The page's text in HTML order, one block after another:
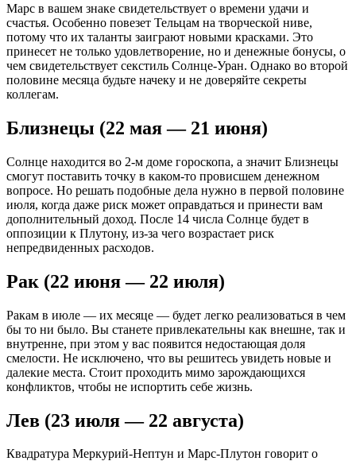
Марс в вашем знаке свидетельствует о времени удачи и
счастья. Особенно повезет Тельцам на творческой ниве,
потому что их таланты заиграют новыми красками. Это
принесет не только удовлетворение, но и денежные бонусы, о
чем свидетельствует секстиль Солнце-Уран. Однако во второй
половине месяца будьте начеку и не доверяйте секреты
коллегам.
Близнецы (22 мая — 21 июня)
Солнце находится во 2-м доме гороскопа, а значит Близнецы
смогут поставить точку в каком-то провисшем денежном
вопросе. Но решать подобные дела нужно в первой половине
июля, когда даже риск может оправдаться и принести вам
дополнительный доход. После 14 числа Солнце будет в
оппозиции к Плутону, из-за чего возрастает риск
непредвиденных расходов.
Рак (22 июня — 22 июля)
Ракам в июле — их месяце — будет легко реализоваться в чем
бы то ни было. Вы станете привлекательны как внешне, так и
внутренне, при этом у вас появится недостающая доля
смелости. Не исключено, что вы решитесь увидеть новые и
далекие места. Стоит проходить мимо зарождающихся
конфликтов, чтобы не испортить себе жизнь.
Лев (23 июля — 22 августа)
Квадратура Меркурий-Нептун и Марс-Плутон говорит о